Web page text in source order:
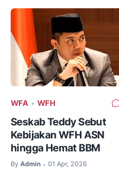
WFA • WFH
Seskab Teddy Sebut
Kebijakan WFH ASN
hingga Hemat BBM
By Admin • 01 Apr, 2026